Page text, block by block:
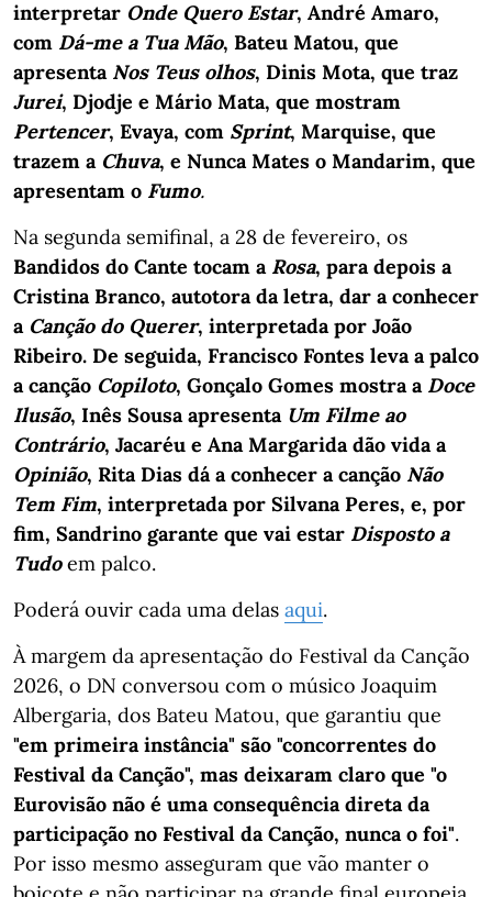
interpretar Onde Quero Estar, André Amaro,
com Dá-me a Tua Mão, Bateu Matou, que
apresenta Nos Teus olhos, Dinis Mota, que traz
Jurei, Djodje e Mário Mata, que mostram
Pertencer, Evaya, com Sprint, Marquise, que
trazem a Chuva, e Nunca Mates o Mandarim, que
apresentam o Fumo.
Na segunda semifinal, a 28 de fevereiro, os
Bandidos do Cante tocam a Rosa, para depois a
Cristina Branco, autotora da letra, dar a conhecer
a Canção do Querer, interpretada por João
Ribeiro. De seguida, Francisco Fontes leva a palco
a canção Copiloto, Gonçalo Gomes mostra a Doce
Ilusão, Inês Sousa apresenta Um Filme ao
Contrário, Jacaréu e Ana Margarida dão vida a
Opinião, Rita Dias dá a conhecer a canção Não
Tem Fim, interpretada por Silvana Peres, e, por
fim, Sandrino garante que vai estar Disposto a
Tudoem palco.
Poderá ouvir cada uma delas aqui.
À margem da apresentação do Festival da Canção
2026, o DN conversou com o músico Joaquim
Albergaria, dos Bateu Matou, que garantiu que
"em primeira instância" são "concorrentes do
Festival da Canção", mas deixaram claro que "o
Eurovisão não é uma consequência direta da
participação no Festival da Canção, nunca o foi".
Por isso mesmo asseguram que vão manter o